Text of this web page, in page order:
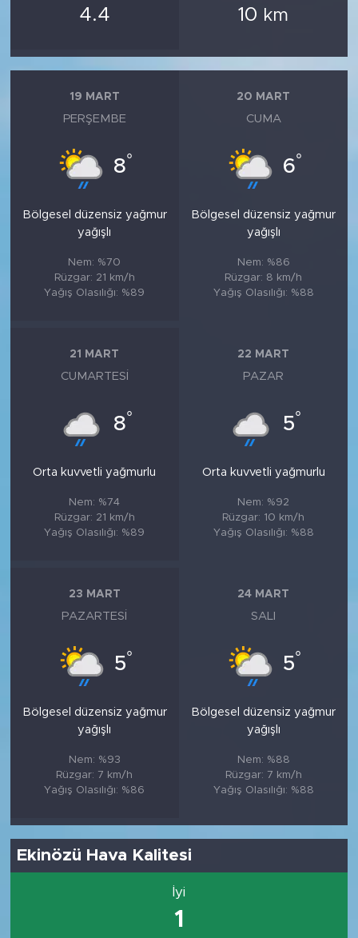
4.4 10 km
19 MART
PERŞEMBE
8°
Bölgesel düzensiz yağmur
yağışlı
Nem: %70
Rüzgar: 21 km/h
Yağış Olasılığı: %89
20 MART
CUMA
6°
Bölgesel düzensiz yağmur
yağışlı
Nem: %86
Rüzgar: 8 km/h
Yağış Olasılığı: %88
21 MART
CUMARTESI
8°
Orta kuvvetli yağmurlu
Nem: %74
Rüzgar: 21 km/h
Yağış Olasılığı: %89
22 MART
PAZAR
5°
Orta kuvvetli yağmurlu
Nem: %92
Rüzgar: 10 km/h
Yağış Olasılığı: %88
23 MART
PAZARTESI
5°
Bölgesel düzensiz yağmur
yağışlı
Nem: %93
Rüzgar: 7 km/h
Yağış Olasılığı: %86
24 MART
SALI
5°
Bölgesel düzensiz yağmur
yağışlı
Nem: %88
Rüzgar: 7 km/h
Yağış Olasılığı: %88
Ekinözü Hava Kalitesi
İyi
1